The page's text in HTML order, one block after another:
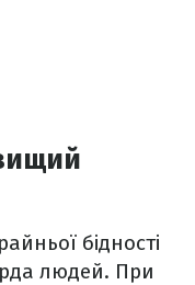
бідності
людей. При